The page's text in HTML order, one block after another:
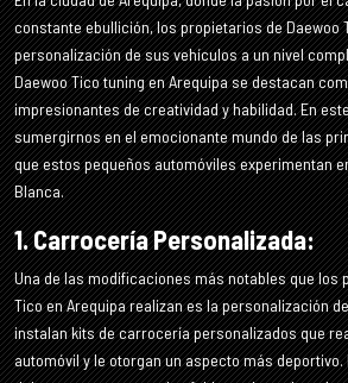
constante ebullición, los propietarios de Daewoo
personalización de sus vehículos a un nivel
Daewoo Tico tuning en Arequipa se destacan
impresionantes de creatividad y habilidad. En
sumergirnos en el emocionante mundo de las
que estos pequeños automóviles experimentan
Blanca.
1. Carrocería Personalizada:
Una de las modificaciones más notables que los
Tico en Arequipa realizan es la personalización
instalan kits de carrocería personalizados que
automóvil y le otorgan un aspecto más